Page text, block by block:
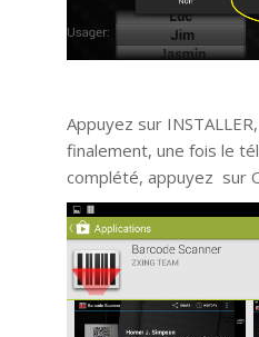
Appuyez sur
finalement, une fois le
complété, appuyez sur